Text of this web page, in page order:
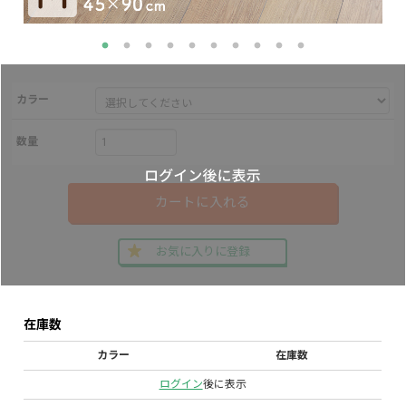
カラー
数量
カートに入れる
お気に入りに登録
在庫数
カラー 在庫数
ログイン後に表示